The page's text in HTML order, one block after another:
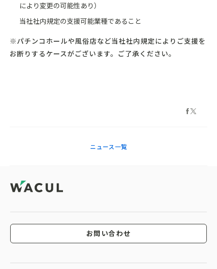
により変更の可能性あり）
当社社内規定の支援可能業種であること
※パチンコホールや風俗店など当社社内規定によりご支援を
お断りするケースがございます。ご了承ください。
ニュース一覧
お問い合わせ